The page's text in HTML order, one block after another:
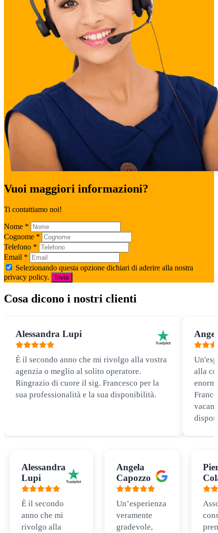
Vuoi maggiori informazioni?
Ti contattiamo noi!
Nome *
Cognome *
Telefono *
Email *
Selezionando questa opzione dichiari di aderire alla nostra
privacy policy.
Invia
Cosa dicono i nostri clienti
Alessandra Lupi
È il secondo anno che mi rivolgo alla vostra
agenzia o meglio al solito operatore.
Ringrazio di cuore il sig. Francesco per la
sua professionalità e la sua disponibilità.
alla
Alessandra
Lupi
È il secondo
anno che mi
rivolgo alla
Angela
Capozzo
Un’esperienza
veramente
gradevole,